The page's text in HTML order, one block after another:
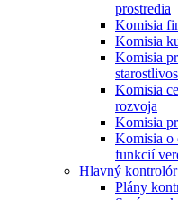
prostredia
Komisia
Komisia
Komisia
Komisia
rozvoja
Komisia
Komisia o
funkcií
Hlavný
Plány